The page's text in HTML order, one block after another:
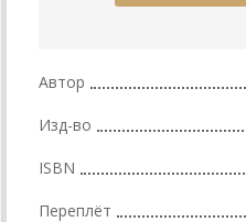
Автор
Изд-во
ISBN
Переплёт